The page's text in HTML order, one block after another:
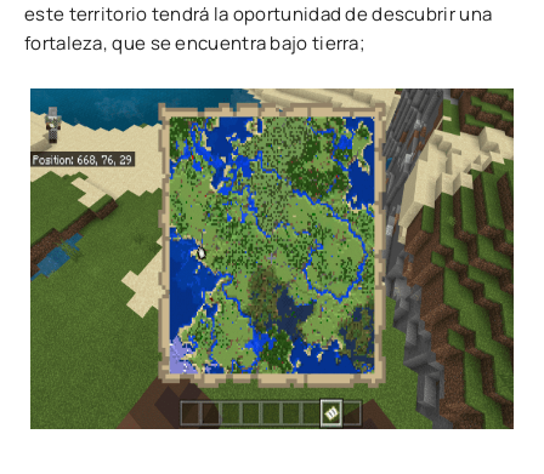
este territorio tendrá la oportunidad de descubrir una
fortaleza, que se encuentra bajo tierra;